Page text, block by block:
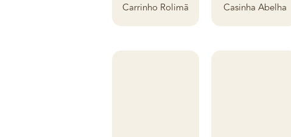
Carrinho Rolimã Casinha Abelha